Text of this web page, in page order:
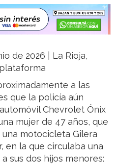
de 2026 | La Rioja,
a las
que la policía aún
Chevrolet Ónix
mujer de 47 años, que
motocicleta Gilera
en la que circulaba una
sus dos hijos menores: